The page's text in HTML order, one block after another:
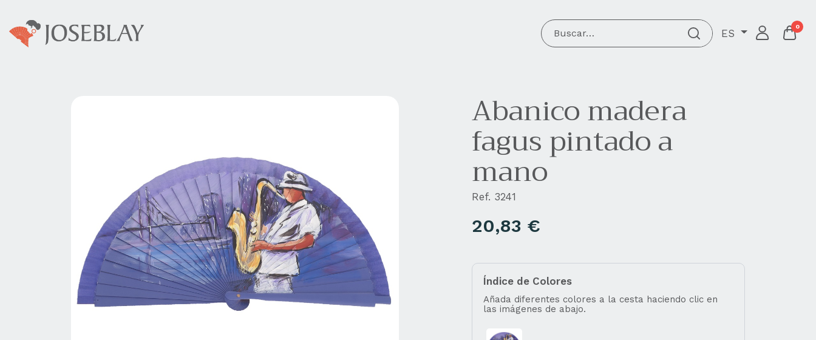
ES
0
Abanico madera
fagus pintado a
mano
Índice de Colores
Añada diferentes colores a la cesta haciendo clic en
las imágenes de abajo.
Ref. 3241
20,83 €